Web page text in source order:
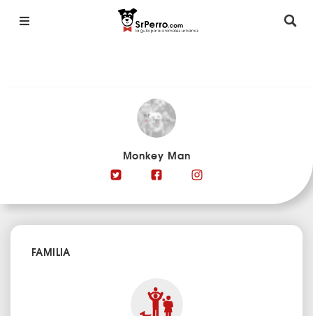
Monkey Man
FAMILIA